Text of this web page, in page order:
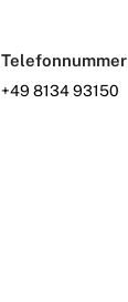
Telefonnummer
+49 8134 93150